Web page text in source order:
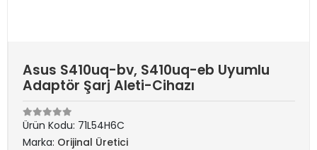
Asus S410uq-bv, S410uq-eb Uyumlu
Adaptör Şarj Aleti-Cihazı
Ürün Kodu: 71L54H6C
Marka: Orijinal Üretici